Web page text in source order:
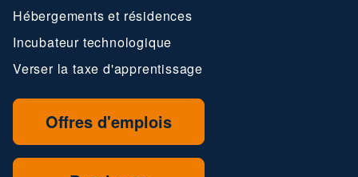
Hébergements et résidences
Incubateur technologique
Verser la taxe d'apprentissage
Offres d'emplois